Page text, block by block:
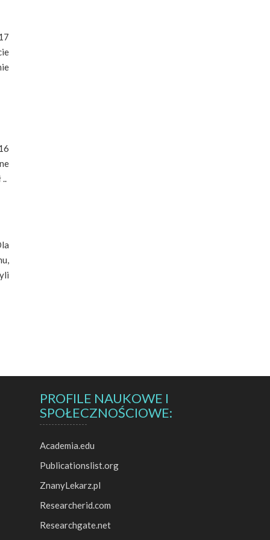
..
PROFILE NAUKOWE I
SPOŁECZNOŚCIOWE:
Academia.edu
Publicationslist.org
ZnanyLekarz.pl
Researcherid.com
Researchgate.net